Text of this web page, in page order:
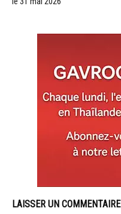
LAISSER UN COMMENTAIRE